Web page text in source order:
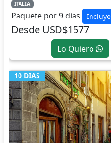
ITALIA
Paquete por 9 dias Incluye
Desde USD$1577
Lo Quiero
10 DIAS